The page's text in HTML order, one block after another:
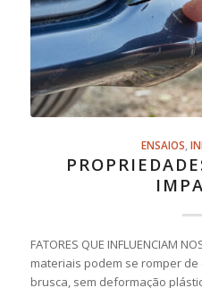
ENSAIOS ,
FATORES QUE INFLUENCIAM
materiais podem se romper
brusca, sem deformação